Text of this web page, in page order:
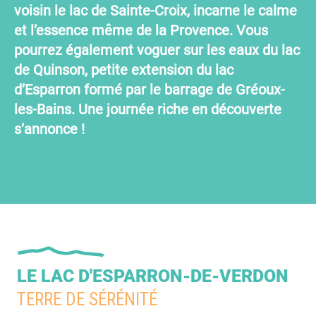
voisin le lac de Sainte-Croix, incarne le calme
et l’essence même de la Provence. Vous
pourrez également voguer sur les eaux du lac
de Quinson, petite extension du lac
d’Esparron formé par le barrage de Gréoux-
les-Bains. Une journée riche en découverte
s’annonce !
LE LAC D'ESPARRON-DE-VERDON
TERRE DE SÉRÉNITÉ